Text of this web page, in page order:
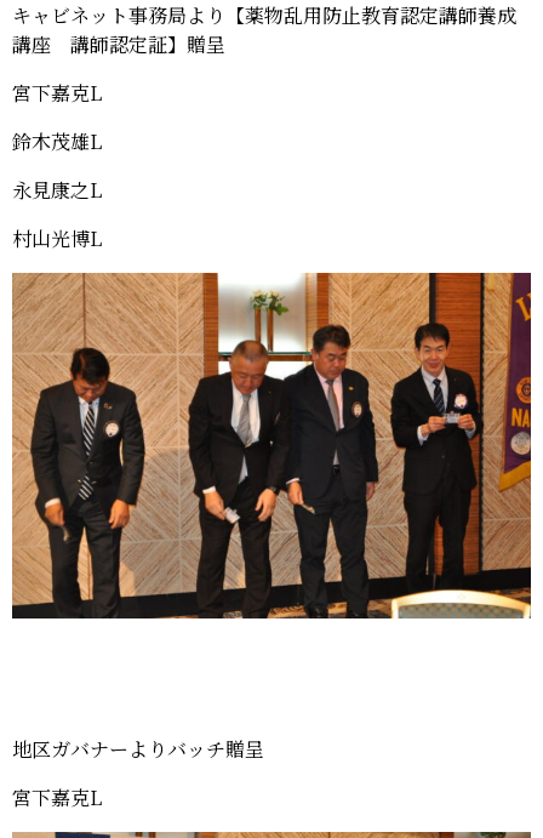
キャビネット事務局より【薬物乱用防止教育認定講師養成
講座 講師認定証】贈呈
宮下嘉克L
鈴木茂雄L
永見康之L
村山光博L
地区ガバナーよりバッチ贈呈
宮下嘉克L